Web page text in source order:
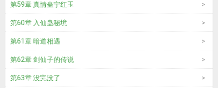
第59章 真情蛊宁红玉
第60章 入仙蛊秘境
第61章 暗道相遇
第62章 剑仙子的传说
第63章 没完没了